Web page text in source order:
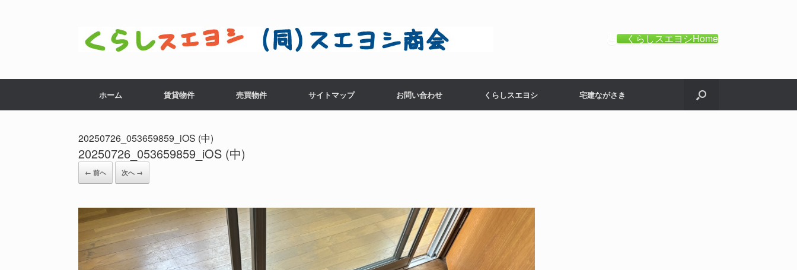
へ
くらしスエヨシHome
ホーム 賃貸物件 売買物件 サイトマップ お問い合わせ くらしスエヨシ 宅建ながさき
20250726_053659859_iOS (中)
20250726_053659859_iOS (中)
← 前へ 次へ →